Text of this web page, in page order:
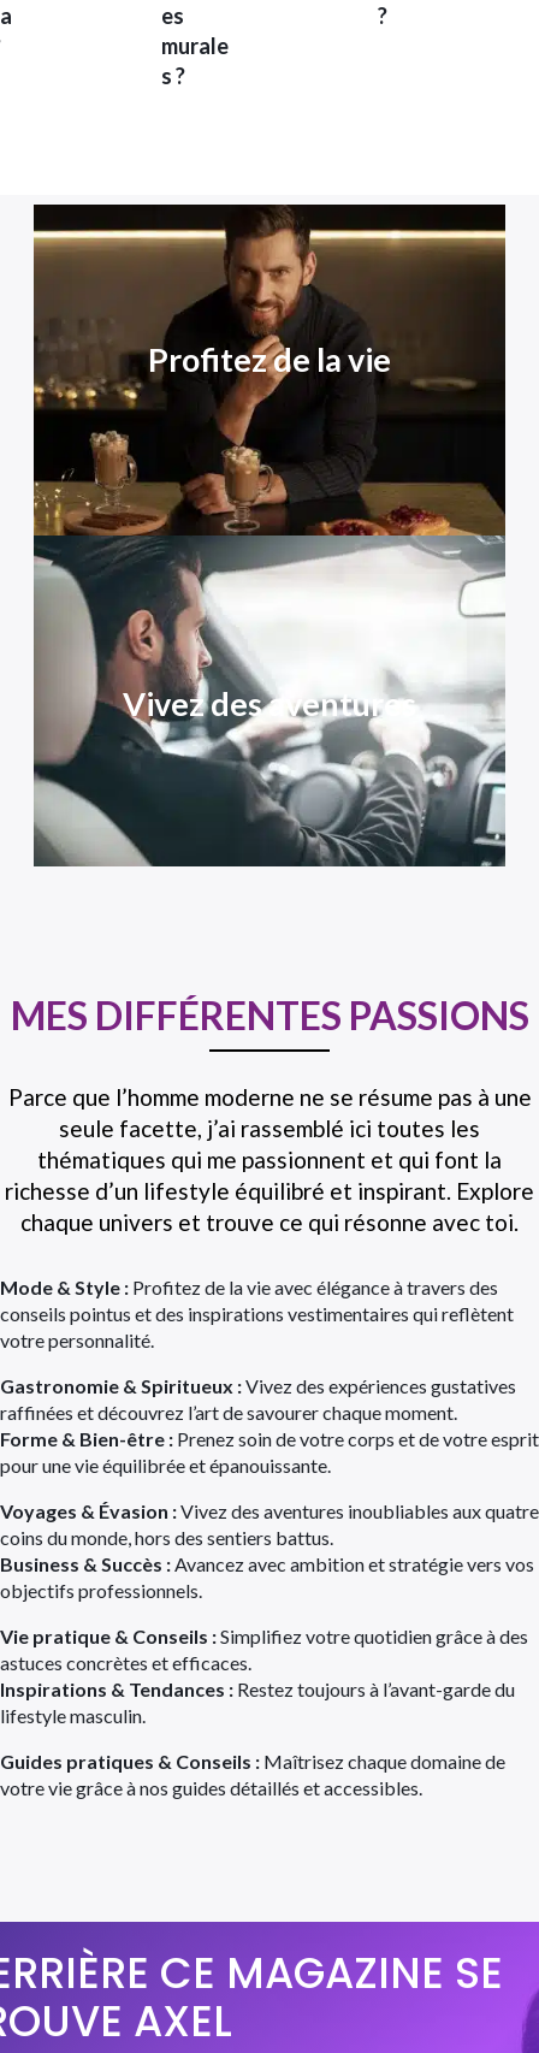
es
murale
s ?
?
Profitez de la vie
Vivez des aventures
MES DIFFÉRENTES PASSIONS
Parce que l’homme moderne ne se résume pas à une
seule facette, j’ai rassemblé ici toutes les
thématiques qui me passionnent et qui font la
richesse d’un lifestyle équilibré et inspirant. Explore
chaque univers et trouve ce qui résonne avec toi.
Mode & Style : Profitez de la vie avec élégance à travers des
conseils pointus et des inspirations vestimentaires qui reflètent
votre personnalité.
Gastronomie & Spiritueux :Vivez des expériences gustatives
raffinées et découvrez l’art de savourer chaque moment.
Forme & Bien-être : Prenez soin de votre corps et de votre esprit
pour une vie équilibrée et épanouissante.
Voyages & Évasion :Vivez des aventures inoubliables aux quatre
coins du monde, hors des sentiers battus.
Business & Succès : Avancez avec ambition et stratégie vers vos
objectifs professionnels.
Vie pratique & Conseils :Simplifiez votre quotidien grâce à des
astuces concrètes et efficaces.
Inspirations & Tendances : Restez toujours à l’avant-garde du
lifestyle masculin.
Guides pratiques & Conseils : Maîtrisez chaque domaine de
votre vie grâce à nos guides détaillés et accessibles.
CE MAGAZINE SE
AXEL